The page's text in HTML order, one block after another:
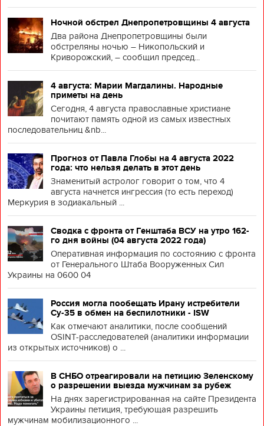
Ночной обстрел Днепропетровщины 4 августа
Два района Днепропетровщины были
обстреляны ночью – Никопольский и
Криворожский, – сообщил председ...
4 августа: Марии Магдалины. Народные
приметы на день
Сегодня, 4 августа православные христиане
почитают память одной из самых известных
последовательниц &nb...
Прогноз от Павла Глобы на 4 августа 2022
года: что нельзя делать в этот день
Знаменитый астролог говорит о том, что 4
августа начнется ингрессия (то есть переход)
Меркурия в зодиакальный ...
Сводка с фронта от Генштаба ВСУ на утро 162-
го дня войны (04 августа 2022 года)
Оперативная информация по состоянию с фронта
от Генерального Штаба Вооруженных Сил
Украины на 0600 04
Россия могла пообещать Ирану истребители
Су-35 в обмен на беспилотники - ISW
Как отмечают аналитики, после сообщений
OSINT-расследователей (аналитики информации
из открытых источников) о ...
В СНБО отреагировали на петицию Зеленскому
о разрешении выезда мужчинам за рубеж
На днях зарегистрированная на сайте Президента
Украины петиция, требующая разрешить
мужчинам мобилизационного ...